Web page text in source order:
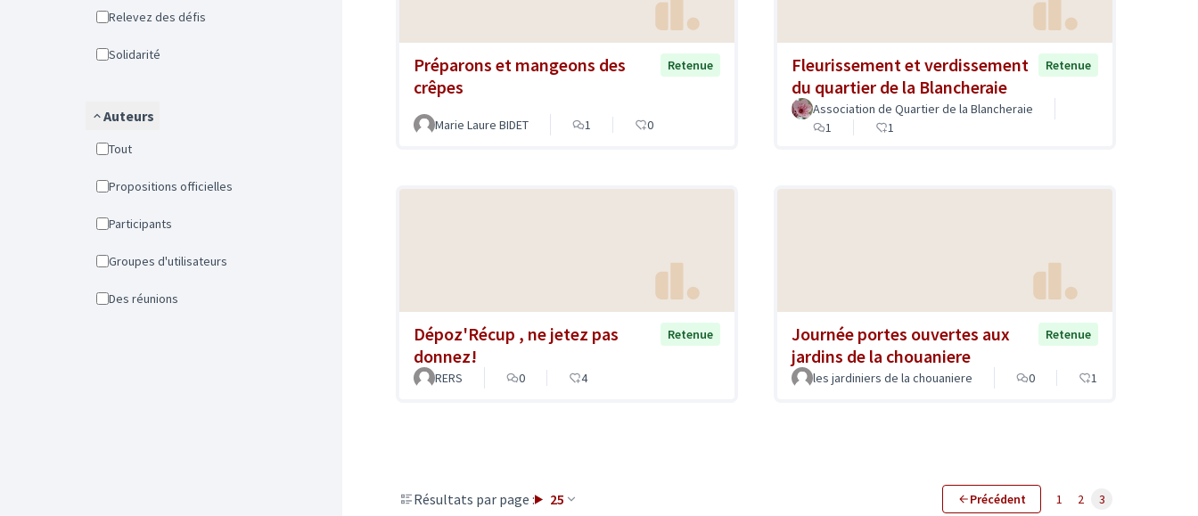
Relevez des défis
Solidarité
Auteurs
Tout
Propositions officielles
Participants
Groupes d'utilisateurs
Des réunions
Préparons et mangeons des
crêpes
Retenue
Marie Laure BIDET 1 0
Fleurissement et verdissement
du quartier de la Blancheraie
Retenue
Association de Quartier de la Blancheraie
1
1
Dépoz'Récup , ne jetez pas
donnez!
Retenue
RERS 0 4
Journée portes ouvertes aux
jardins de la chouaniere
Retenue
les jardiniers de la chouaniere 0 1
Résultats par page : 25 Précédent 1 2 3